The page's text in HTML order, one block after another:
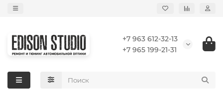
+7 963 612-32-13
+7 965 199-21-31